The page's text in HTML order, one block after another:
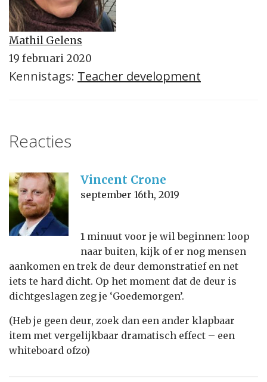
Mathil Gelens
19 februari 2020
Kennistags: Teacher development
Reacties
Vincent Crone
september 16th, 2019
1 minuut voor je wil beginnen: loop
naar buiten, kijk of er nog mensen
aankomen en trek de deur demonstratief en net
iets te hard dicht. Op het moment dat de deur is
dichtgeslagen zeg je ‘Goedemorgen’.
(Heb je geen deur, zoek dan een ander klapbaar
item met vergelijkbaar dramatisch effect – een
whiteboard ofzo)